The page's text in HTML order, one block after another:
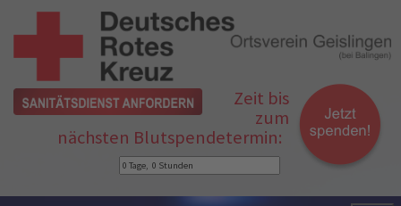
Zeit bis
zum
nächsten Blutspendetermin: